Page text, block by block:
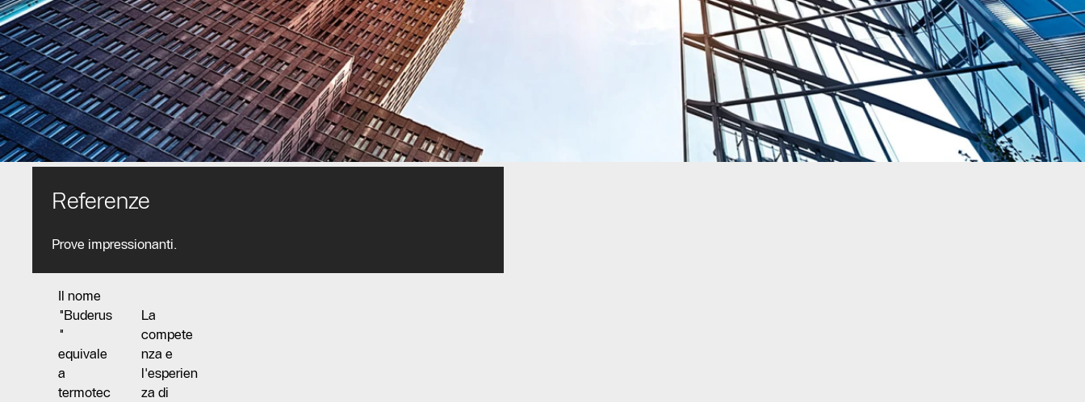
Referenze
Prove impressionanti.
Termotecnica di classe
Il nome
"Buderus
"
equivale
a
termotec
La
compete
nza e
l'esperien
za di